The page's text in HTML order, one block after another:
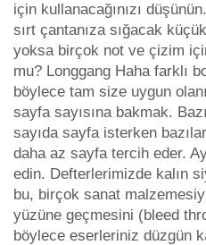
için kullanacağınızı
sırt çantanıza sığacak
yoksa birçok not ve çizim
mu? Longgang Haha farklı
böylece tam size uygun
sayfa sayısına bakmak.
sayıda sayfa isterken
daha az sayfa tercih eder.
edin. Defterlerimizde kalın
bu, birçok sanat
yüzüne geçmesini (bleed
böylece eserleriniz düzgün